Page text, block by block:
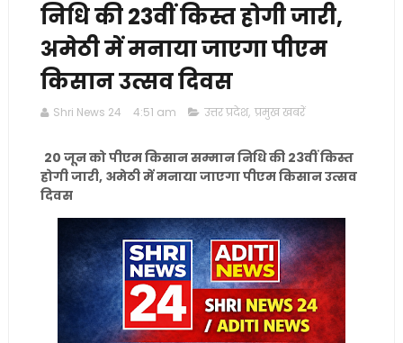
निधि की 23वीं किस्त होगी जारी,
अमेठी में मनाया जाएगा पीएम
किसान उत्सव दिवस
Shri News 24 4:51 am उत्तर प्रदेश, प्रमुख खबरें
20 जून को पीएम किसान सम्मान निधि की 23वीं किस्त
होगी जारी, अमेठी में मनाया जाएगा पीएम किसान उत्सव
दिवस